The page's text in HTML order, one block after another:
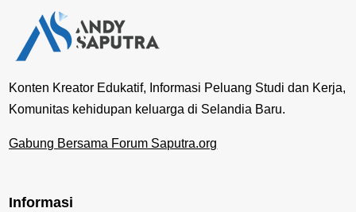
Konten Kreator Edukatif, Informasi Peluang Studi dan Kerja,
Komunitas kehidupan keluarga di Selandia Baru.
Gabung Bersama Forum Saputra.org
Informasi